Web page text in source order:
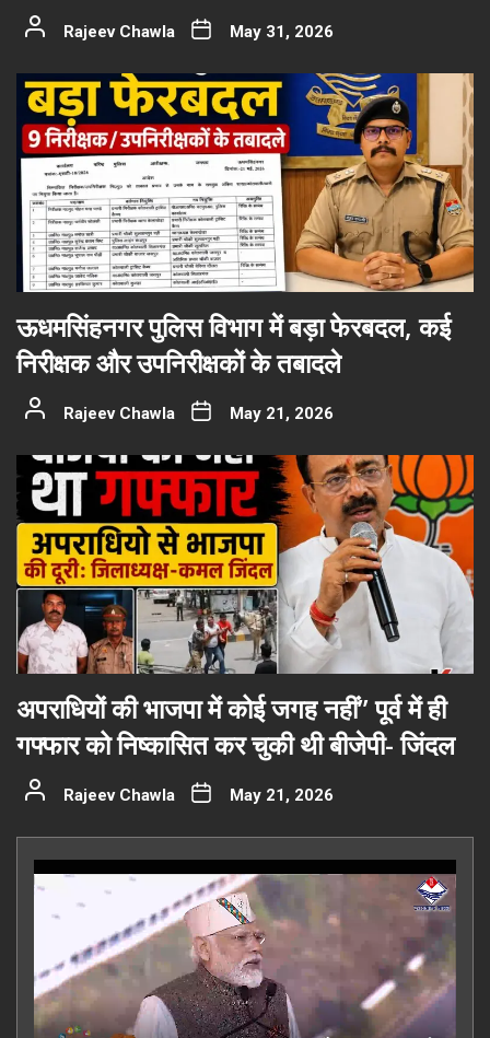
Rajeev Chawla May 31, 2026
ऊधमसिंहनगर पुलिस विभाग में बड़ा फेरबदल, कई
निरीक्षक और उपनिरीक्षकों के तबादले
Rajeev Chawla May 21, 2026
अपराधियों की भाजपा में कोई जगह नहीं” पूर्व में ही
गफ्फार को निष्कासित कर चुकी थी बीजेपी- जिंदल
Rajeev Chawla May 21, 2026